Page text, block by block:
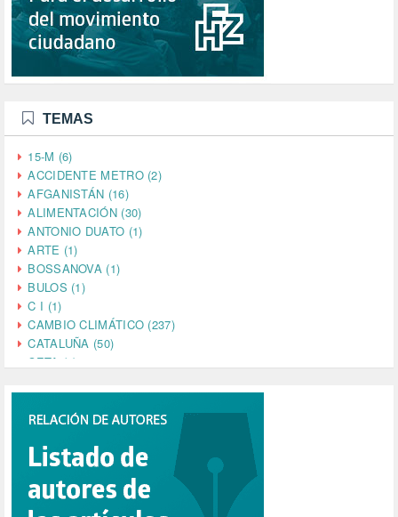
TEMAS
15-M (6)
ACCIDENTE METRO (2)
AFGANISTÁN (16)
ALIMENTACIÓN (30)
ANTONIO DUATO (1)
ARTE (1)
BOSSANOVA (1)
BULOS (1)
C I (1)
CAMBIO CLIMÁTICO (237)
CATALUÑA (50)
CETA (2)
CINE (35)
COMPROMISO (2)
CONFERENCIA (1)
CONSUMO (1)
CORONAVIRUS (155)